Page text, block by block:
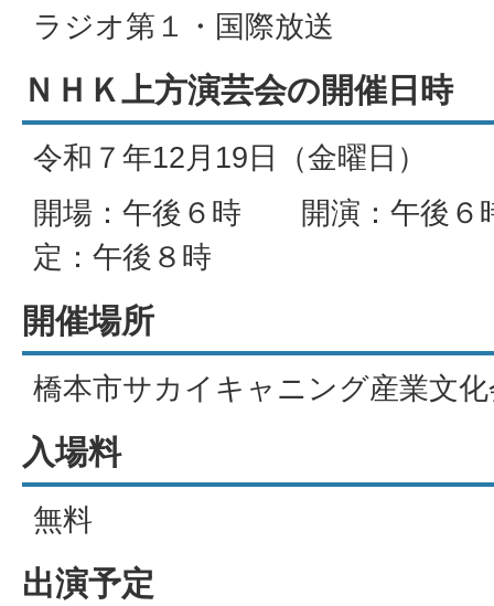
ラジオ第１・国際放送
ＮＨＫ上方演芸会の開催日時
令和７年12月19日（金曜日）
開場：午後６時 開演：午後
定：午後８時
開催場所
橋本市サカイキャニング産業文
入場料
無料
出演予定